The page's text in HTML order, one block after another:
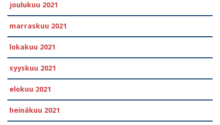
joulukuu 2021
marraskuu 2021
lokakuu 2021
syyskuu 2021
elokuu 2021
heinäkuu 2021